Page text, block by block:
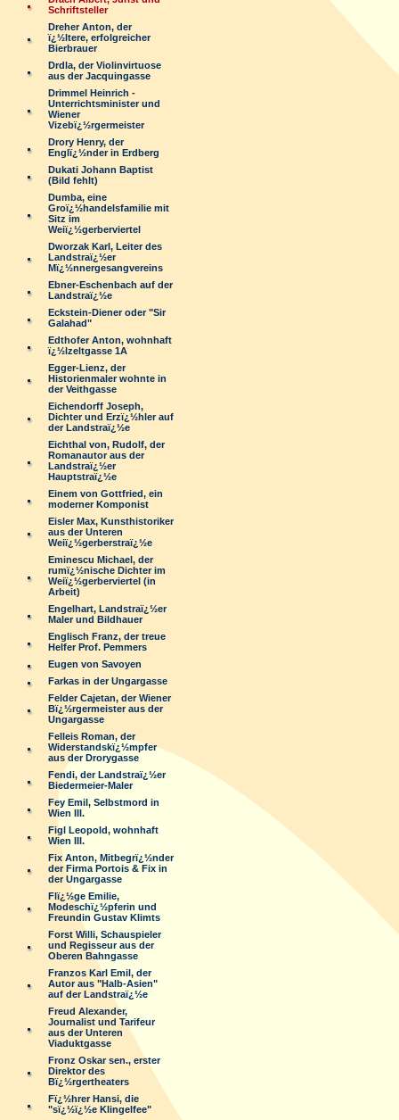
Schriftsteller
Dreher Anton, der
ï¿½ltere, erfolgreicher
Bierbrauer
Drdla, der Violinvirtuose
aus der Jacquingasse
Drimmel Heinrich -
Unterrichtsminister und
Wiener
Vizebï¿½rgermeister
Drory Henry, der
Englï¿½nder in Erdberg
Dukati Johann Baptist
(Bild fehlt)
Dumba, eine
Groï¿½handelsfamilie mit
Sitz im
Weiï¿½gerberviertel
Dworzak Karl, Leiter des
Landstraï¿½er
Mï¿½nnergesangvereins
Ebner-Eschenbach auf der
Landstraï¿½e
Eckstein-Diener oder "Sir
Galahad"
Edthofer Anton, wohnhaft
ï¿½lzeltgasse 1A
Egger-Lienz, der
Historienmaler wohnte in
der Veithgasse
Eichendorff Joseph,
Dichter und Erzï¿½hler auf
der Landstraï¿½e
Eichthal von, Rudolf, der
Romanautor aus der
Landstraï¿½er
Hauptstraï¿½e
Einem von Gottfried, ein
moderner Komponist
Eisler Max, Kunsthistoriker
aus der Unteren
Weiï¿½gerberstraï¿½e
Eminescu Michael, der
rumï¿½nische Dichter im
Weiï¿½gerberviertel (in
Arbeit)
Engelhart, Landstraï¿½er
Maler und Bildhauer
Englisch Franz, der treue
Helfer Prof. Pemmers
Eugen von Savoyen
Farkas in der Ungargasse
Felder Cajetan, der Wiener
Bï¿½rgermeister aus der
Ungargasse
Felleis Roman, der
Widerstandskï¿½mpfer
aus der Drorygasse
Fendi, der Landstraï¿½er
Biedermeier-Maler
Fey Emil, Selbstmord in
Wien III.
Figl Leopold, wohnhaft
Wien III.
Fix Anton, Mitbegrï¿½nder
der Firma Portois & Fix in
der Ungargasse
Flï¿½ge Emilie,
Modeschï¿½pferin und
Freundin Gustav Klimts
Forst Willi, Schauspieler
und Regisseur aus der
Oberen Bahngasse
Franzos Karl Emil, der
Autor aus "Halb-Asien"
auf der Landstraï¿½e
Freud Alexander,
Journalist und Tarifeur
aus der Unteren
Viaduktgasse
Fronz Oskar sen., erster
Direktor des
Bï¿½rgertheaters
Fï¿½hrer Hansi, die
"sï¿½ï¿½e Klingelfee"